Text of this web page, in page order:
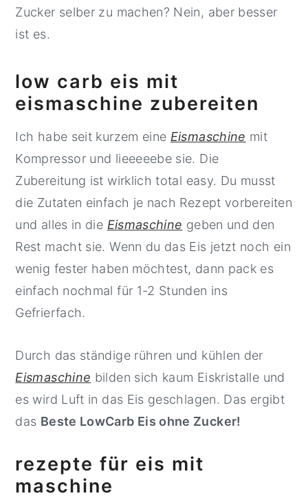
Zucker selber zu machen? Nein, aber besser
ist es.
low carb eis mit
eismaschine zubereiten
Ich habe seit kurzem eine Eismaschine mit
Kompressor und lieeeeebe sie. Die
Zubereitung ist wirklich total easy. Du musst
die Zutaten einfach je nach Rezept vorbereiten
und alles in die Eismaschine geben und den
Rest macht sie. Wenn du das Eis jetzt noch ein
wenig fester haben möchtest, dann pack es
einfach nochmal für 1-2 Stunden ins
Gefrierfach.
Durch das ständige rühren und kühlen der
Eismaschine bilden sich kaum Eiskristalle und
es wird Luft in das Eis geschlagen. Das ergibt
das Beste LowCarb Eis ohne Zucker!
rezepte für eis mit
maschine